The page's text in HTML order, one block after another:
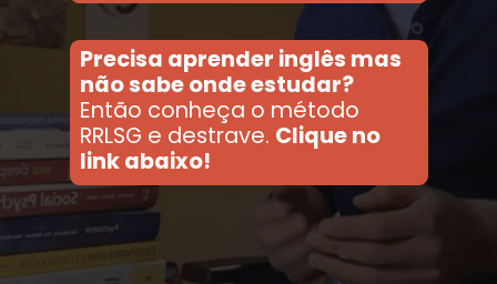
Precisa aprender inglês mas
não sabe onde estudar?
Então conheça o método
RRLSG e destrave. Clique no
link abaixo!